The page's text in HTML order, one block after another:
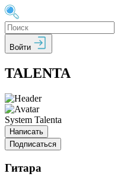
Войти
TALENTA
System Talenta
Написать
Подписаться
Гитара